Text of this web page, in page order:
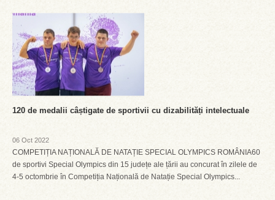
120 de medalii câștigate de sportivii cu dizabilități intelectuale
06 Oct 2022
COMPETIȚIA NAȚIONALĂ DE NATAȚIE SPECIAL OLYMPICS ROMÂNIA60
de sportivi Special Olympics din 15 județe ale țării au concurat în zilele de
4-5 octombrie în Competiția Națională de Natație Special Olympics...